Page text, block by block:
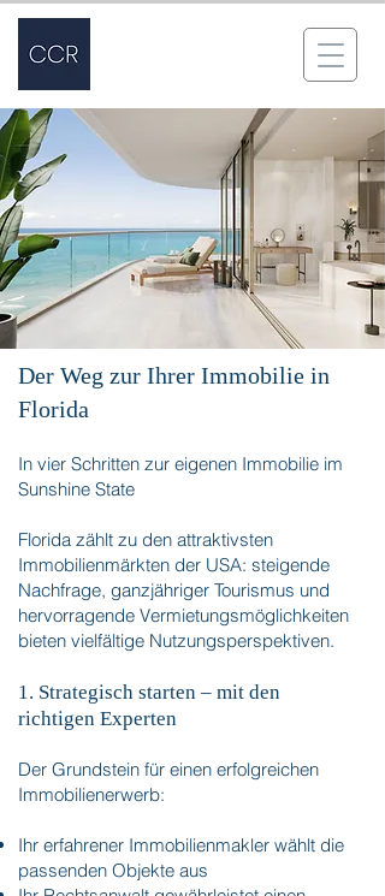
Der Weg zur Ihrer Immobilie in
Florida​​
In vier Schritten zur eigenen Immobilie im
Sunshine State
Florida zählt zu den attraktivsten
Immobilienmärkten der USA: steigende
Nachfrage, ganzjähriger Tourismus und
hervorragende Vermietungsmöglichkeiten
bieten vielfältige Nutzungsperspektiven.
1. Strategisch starten – mit den
richtigen Experten
Der Grundstein für einen erfolgreichen
Immobilienerwerb:
Ihr erfahrener Immobilienmakler wählt die
passenden Objekte aus